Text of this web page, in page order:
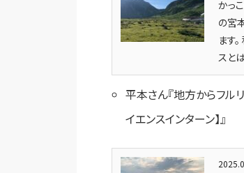
かっ
の宮
ます
スと
平本さん『地方からフル
イエンスインターン】』